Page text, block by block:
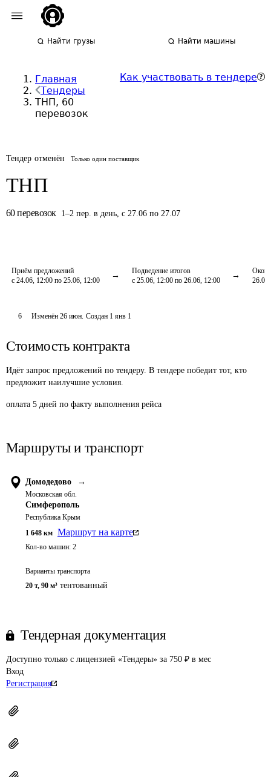
Найти грузы Найти машины
Главная
Тендеры
ТНП, 60
перевозок
Как участвовать в тендере
Тендер отменён Только один поставщик
ТНП
60 перевозок 1–2 пер. в день, с 27.06 по 27.07
Приём предложений
с 24.06, 12:00 по 25.06, 12:00
Подведение итогов
с 25.06, 12:00 по 26.06, 12:00
6 Изменён 26 июн. Создан 1 янв 1
Стоимость контракта
Идёт запрос предложений по тендеру. В тендере победит тот, кто
предложит наилучшие условия.
оплата 5 дней по факту выполнения рейса
Маршруты и транспорт
Домодедово →
Московская обл.
Симферополь
Республика Крым
1 648 км Маршрут на карте
Кол-во машин: 2
Варианты транспорта
20 т, 90 м³ тентованный
Тендерная документация
Доступно только с лицензией «Тендеры» за 750 ₽ в мес
Вход
Регистрация